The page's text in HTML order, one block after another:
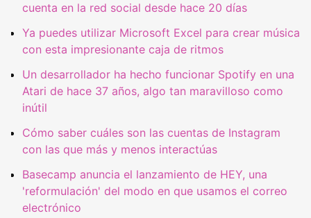
cuenta en la red social desde hace 20 días
Ya puedes utilizar Microsoft Excel para crear música
con esta impresionante caja de ritmos
Un desarrollador ha hecho funcionar Spotify en una
Atari de hace 37 años, algo tan maravilloso como
inútil
Cómo saber cuáles son las cuentas de Instagram
con las que más y menos interactúas
Basecamp anuncia el lanzamiento de HEY, una
'reformulación' del modo en que usamos el correo
electrónico